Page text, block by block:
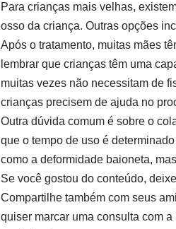
Para crianças mais velhas,
osso da criança. Outras opções
Após o tratamento, muitas mães
lembrar que crianças têm uma
muitas vezes não necessitam de
crianças precisem de ajuda no
Outra dúvida comum é sobre o
que o tempo de uso é
como a deformidade baioneta,
Se você gostou do conteúdo,
Compartilhe também com seus
quiser marcar uma consulta com